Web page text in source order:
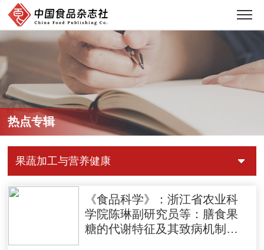
热点专辑
果蔬加工与营养健康
《食品科学》：浙江省农业科
学院陈琳副研究员等：膳食果
糖的代谢特征及其致病机制的